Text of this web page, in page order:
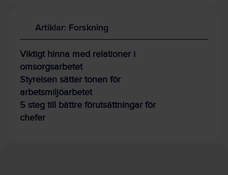
Artiklar: Forskning
Viktigt hinna med relationer i
omsorgsarbetet
Styrelsen sätter tonen för
arbetsmiljöarbetet
5 steg till bättre förutsättningar för
chefer